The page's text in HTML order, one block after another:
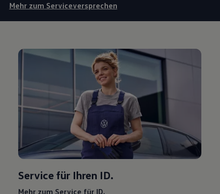
Mehr zum Serviceversprechen
Service für Ihren ID.
Mehr zum Service für ID.